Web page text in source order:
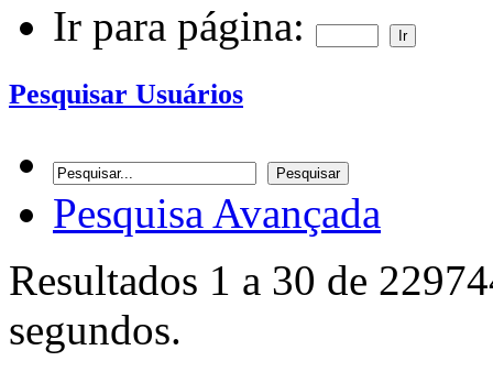
Ir para página:
Pesquisar Usuários
Pesquisa Avançada
Resultados 1 a 30 de
segundos.